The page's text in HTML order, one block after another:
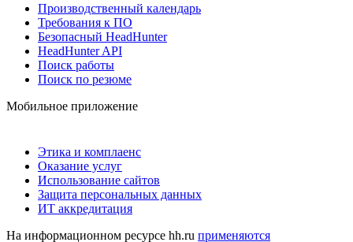
Производственный календарь
Требования к ПО
Безопасный HeadHunter
HeadHunter API
Поиск работы
Поиск по резюме
Мобильное приложение
Этика и комплаенс
Оказание услуг
Использование сайтов
Защита персональных данных
ИТ аккредитация
На информационном ресурсе hh.ru применяются